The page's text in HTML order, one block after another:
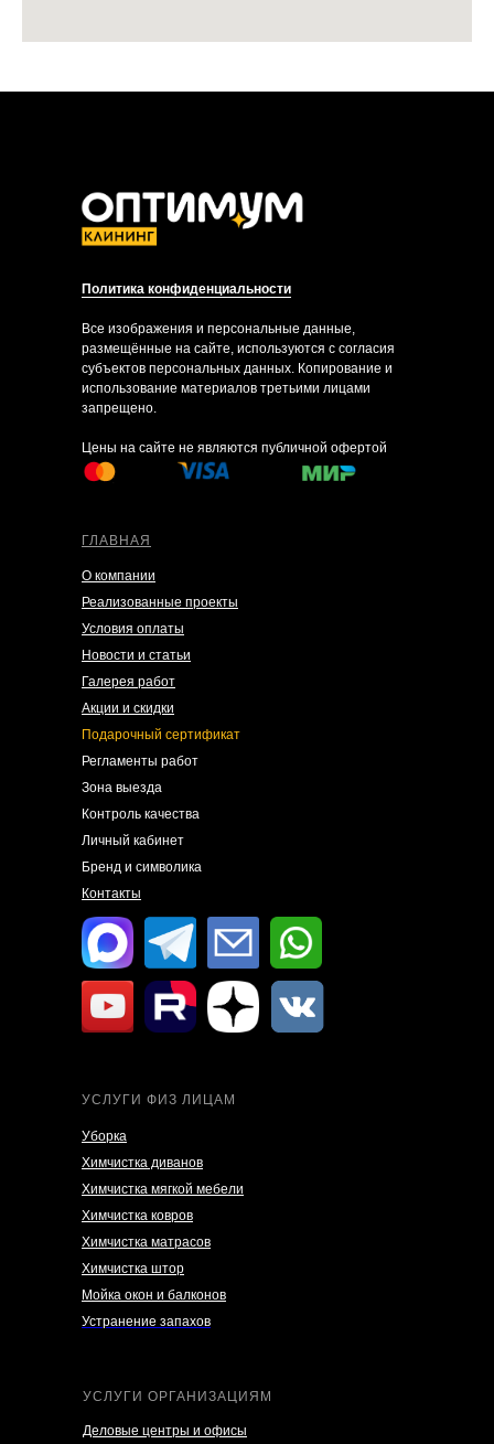
ГЛАВНАЯ
О компании
Реализованные проекты
Условия оплаты
Новости и статьи
Галерея работ
Акции и скидки
Подарочный сертификат
Регламенты работ
Зона выезда
Контроль качества
Личный кабинет
Бренд и символика
Контакты
УСЛУГИ ФИЗ ЛИЦАМ
Уборка
Химчистка диванов
Химчистка мягкой мебели
Химчистка ковров
Химчистка матрасов
Химчистка штор
Мойка окон и балконов
Устранение запахов
УСЛУГИ ОРГАНИЗАЦИЯМ
Деловые центры и офисы
Политика конфиденциальности
Все изображения и персональные данные,
размещённые на сайте, используются с согласия
субъектов персональных данных. Копирование и
использование материалов третьими лицами
запрещено.
Цены на сайте не являются публичной офертой